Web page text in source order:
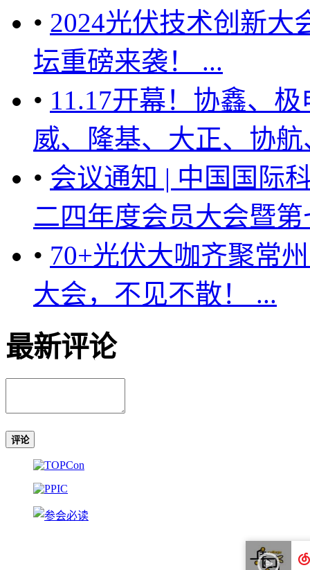
• 2024光伏技术创新大
坛重磅来袭！ ...
• 11.17开幕！协鑫、
威、隆基、大正、协
• 会议通知 | 中国国际
二四年度会员大会暨
• 70+光伏大咖齐聚常
大会，不见不散！ ...
最新评论
评论